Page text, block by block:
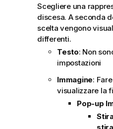
Scegliere una
discesa. A seconda
scelta vengono
differenti.
Testo: Non
impostazioni
Immagine:
visualizzare la
Pop-up